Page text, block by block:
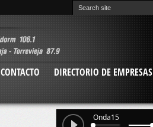
CONTACTO
DIRECTORIO DE EMPRESAS
Onda15